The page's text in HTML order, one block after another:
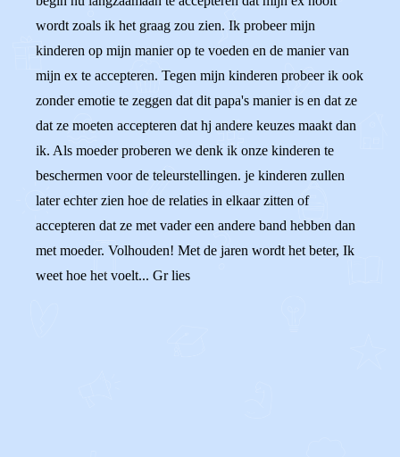
wordt zoals ik het graag zou zien. Ik probeer mijn
kinderen op mijn manier op te voeden en de manier van
mijn ex te accepteren. Tegen mijn kinderen probeer ik ook
zonder emotie te zeggen dat dit papa's manier is en dat ze
dat ze moeten accepteren dat hj andere keuzes maakt dan
ik. Als moeder proberen we denk ik onze kinderen te
beschermen voor de teleurstellingen. je kinderen zullen
later echter zien hoe de relaties in elkaar zitten of
accepteren dat ze met vader een andere band hebben dan
met moeder. Volhouden! Met de jaren wordt het beter, Ik
weet hoe het voelt... Gr lies